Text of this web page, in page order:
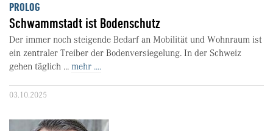
PROLOG
Schwammstadt ist Bodenschutz
Der immer noch steigende Bedarf an Mobilität und Wohnraum ist
ein zentraler Treiber der Bodenversiegelung. In der Schweiz
gehen täglich ... mehr ....
03.10.2025